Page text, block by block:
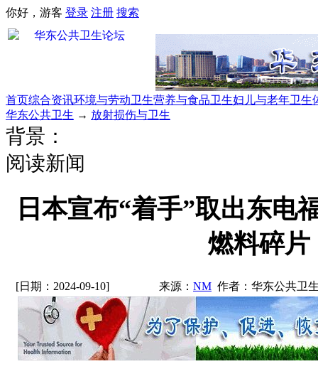
你好，游客 登录 注册 搜索
首页综合资讯环境与劳动卫生营养与食品卫生妇儿与老年卫生
华东公共卫生 → 放射损伤与卫生
背景：
阅读新闻
日本宣布“着手”取出东电
燃料碎片
[日期：2024-09-10] 来源： NM 作者：华东公共卫